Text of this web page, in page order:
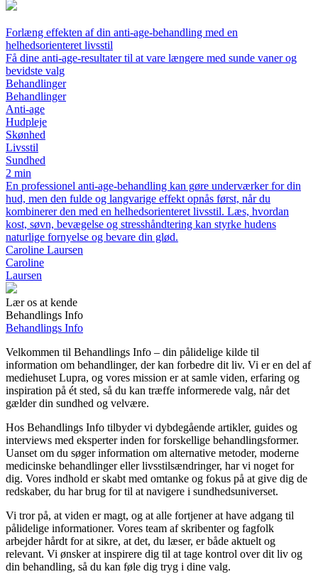
Forlæng effekten af din anti-age-behandling med en
helhedsorienteret livsstil
Få dine anti-age-resultater til at vare længere med sunde vaner og
bevidste valg
Behandlinger
Behandlinger
Anti-age
Hudpleje
Skønhed
Livsstil
Sundhed
2 min
En professionel anti-age-behandling kan gøre underværker for din
hud, men den fulde og langvarige effekt opnås først, når du
kombinerer den med en helhedsorienteret livsstil. Læs, hvordan
kost, søvn, bevægelse og stresshåndtering kan styrke hudens
naturlige fornyelse og bevare din glød.
Caroline Laursen
Caroline
Laursen
Lær os at kende
Behandlings Info
Behandlings Info
Velkommen til Behandlings Info – din pålidelige kilde til
information om behandlinger, der kan forbedre dit liv. Vi er en del af
mediehuset Lupra, og vores mission er at samle viden, erfaring og
inspiration på ét sted, så du kan træffe informerede valg, når det
gælder din sundhed og velvære.
Hos Behandlings Info tilbyder vi dybdegående artikler, guides og
interviews med eksperter inden for forskellige behandlingsformer.
Uanset om du søger information om alternative metoder, moderne
medicinske behandlinger eller livsstilsændringer, har vi noget for
dig. Vores indhold er skabt med omtanke og fokus på at give dig de
redskaber, du har brug for til at navigere i sundhedsuniverset.
Vi tror på, at viden er magt, og at alle fortjener at have adgang til
pålidelige informationer. Vores team af skribenter og fagfolk
arbejder hårdt for at sikre, at det, du læser, er både aktuelt og
relevant. Vi ønsker at inspirere dig til at tage kontrol over dit liv og
din behandling, så du kan føle dig tryg i dine valg.